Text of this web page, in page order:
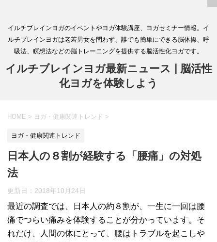
イルチブレインヨガのイベントやヨガ体験講座、ヨガセミナー情報。イ
ルチブレインヨガは老若男女を問わず、誰でも簡単にできる脳体操、呼
吸法、瞑想法などの脳トレーニングを提供する脳活性化ヨガです。
イルチブレインヨガ最新ニュース | 脳活性
化ヨガを体験しよう
HOME > ヨガ・健康関連トレンド >
ヨガ・健康関連トレンド
日本人の８割が経験する「腰痛」の対処
法
更新日： 2018年10月24日
最近の調査では、日本人の約８割が、一生に一回は腰
痛でつらい痛みを体験することが分かっています。そ
れだけ、人間の体にとって、腰はトラブルを起こしや